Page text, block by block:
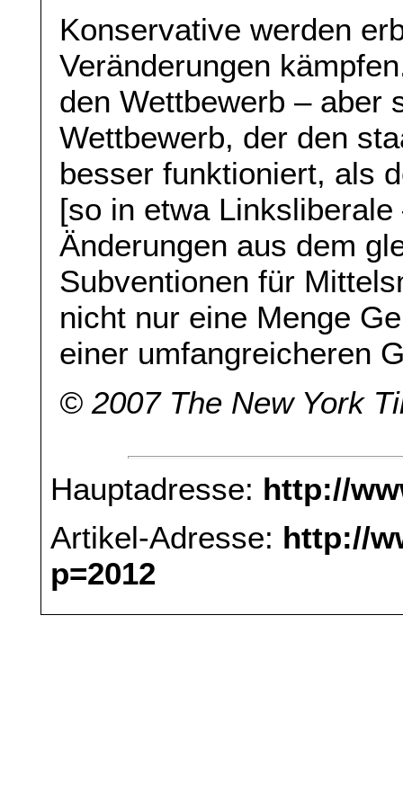
Konservative werden
Veränderungen
den Wettbewerb – aber
Wettbewerb, der den
besser funktioniert, als
[so in etwa
Änderungen aus dem
Subventionen für
nicht nur eine Menge
einer umfangreicheren
© 2007 The New York
Hauptadresse: http://
Artikel-Adresse: http://
p=2012